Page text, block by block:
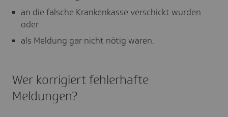
an die falsche Krankenkasse verschickt wurden
oder
als Meldung gar nicht nötig waren.
Wer korrigiert fehlerhafte
Meldungen?